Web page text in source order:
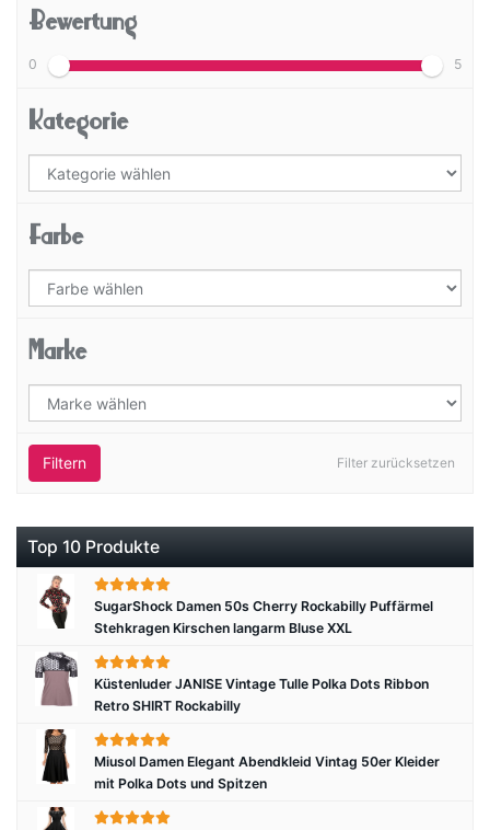
Bewertung
0 5
Kategorie
Farbe
Marke
Filter zurücksetzen
Filtern
Top 10 Produkte
SugarShock Damen 50s Cherry Rockabilly Puffärmel
Stehkragen Kirschen langarm Bluse XXL
Küstenluder JANISE Vintage Tulle Polka Dots Ribbon
Retro SHIRT Rockabilly
Miusol Damen Elegant Abendkleid Vintag 50er Kleider
mit Polka Dots und Spitzen